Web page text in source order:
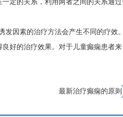
定的关系，利用两者之间的关系通
发因素的治疗方法会产生不同的疗效
好的治疗效果。对于儿童癫痫患者
最新治疗癫痫的原则